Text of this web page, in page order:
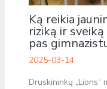
Ką reikia
riziką ir
pas
2025-03-14
Druskininkų „Lions“